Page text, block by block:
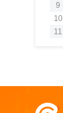
9
10
11